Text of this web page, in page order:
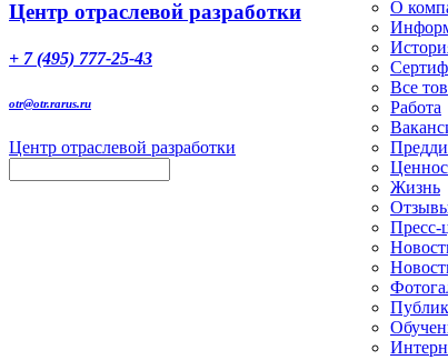
Центр отраслевой разработки
+ 7 (495) 777-25-43
otr@otr.rarus.ru
Центр отраслевой разработки
О
Все
Работа
Жизнь
Пресс-